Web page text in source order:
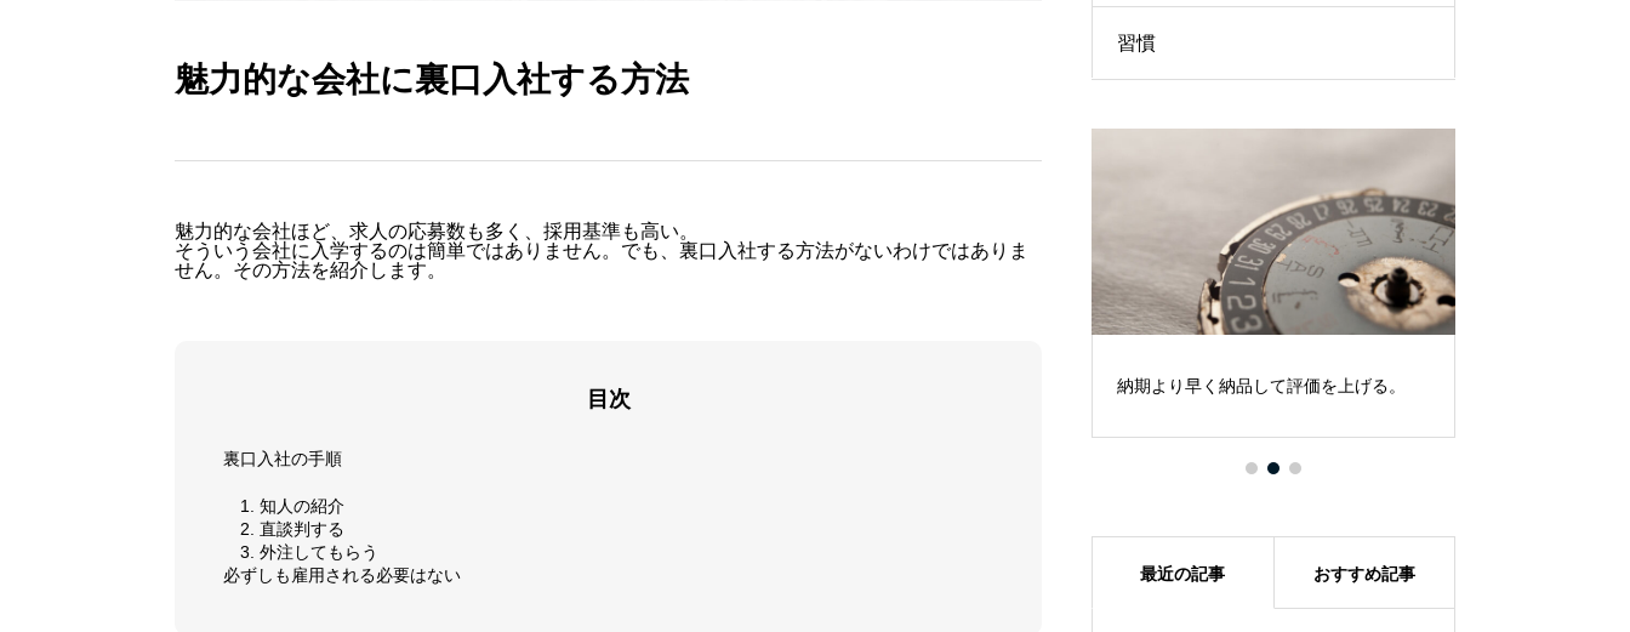
魅力的な会社に裏口入社する方法
魅力的な会社ほど、求人の応募数も多く、採用基準も高い。
そういう会社に入学するのは簡単ではありません。でも、裏口入社する方法がないわけではありま
せん。その方法を紹介します。
目次
裏口入社の手順
1. 知人の紹介
2. 直談判する
3. 外注してもらう
必ずしも雇用される必要はない
習慣
納期より早く納品して評価を上げる。
最近の記事 おすすめ記事